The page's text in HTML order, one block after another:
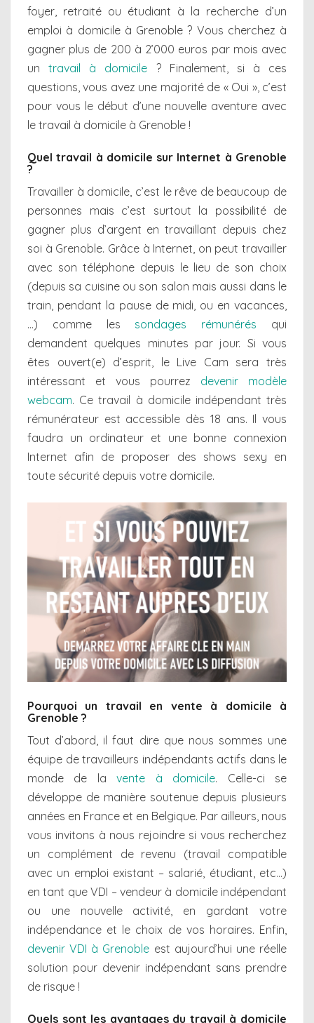
foyer, retraité ou étudiant à la recherche d’un
emploi à domicile à Grenoble ? Vous cherchez à
gagner plus de 200 à 2’000 euros par mois avec
untravail à domicile ? Finalement, si à ces
questions, vous avez une majorité de « Oui », c’est
pour vous le début d’une nouvelle aventure avec
le travail à domicile à Grenoble !
Quel travail à domicile sur Internet à Grenoble
?
Travailler à domicile, c’est le rêve de beaucoup de
personnes mais c’est surtout la possibilité de
gagner plus d’argent en travaillant depuis chez
soi à Grenoble. Grâce à Internet, on peut travailler
avec son téléphone depuis le lieu de son choix
(depuis sa cuisine ou son salon mais aussi dans le
train, pendant la pause de midi, ou en vacances,
…) comme les sondages rémunérés qui
demandent quelques minutes par jour. Si vous
êtes ouvert(e) d’esprit, le Live Cam sera très
intéressant et vous pourrez devenir modèle
webcam. Ce travail à domicile indépendant très
rémunérateur est accessible dès 18 ans. Il vous
faudra un ordinateur et une bonne connexion
Internet afin de proposer des shows sexy en
toute sécurité depuis votre domicile.
Pourquoi un travail en vente à domicile à
Grenoble ?
Tout d’abord, il faut dire que nous sommes une
équipe de travailleurs indépendants actifs dans le
monde de lavente à domicile. Celle-ci se
développe de manière soutenue depuis plusieurs
années en France et en Belgique. Par ailleurs, nous
vous invitons à nous rejoindre si vous recherchez
un complément de revenu (travail compatible
avec un emploi existant – salarié, étudiant, etc…)
en tant que VDI – vendeur à domicile indépendant
ou une nouvelle activité, en gardant votre
indépendance et le choix de vos horaires. Enfin,
devenir VDI à Grenoble est aujourd’hui une réelle
solution pour devenir indépendant sans prendre
de risque !
Quels sont les avantages du travail à domicile